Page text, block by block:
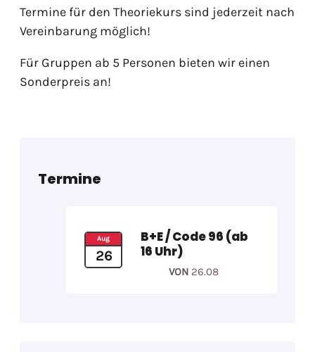
Termine für den Theoriekurs sind jederzeit nach
Vereinbarung möglich!
Für Gruppen ab 5 Personen bieten wir einen
Sonderpreis an!
Termine
Aug
26
B+E / Code 96 (ab
16 Uhr)
VON 26.08